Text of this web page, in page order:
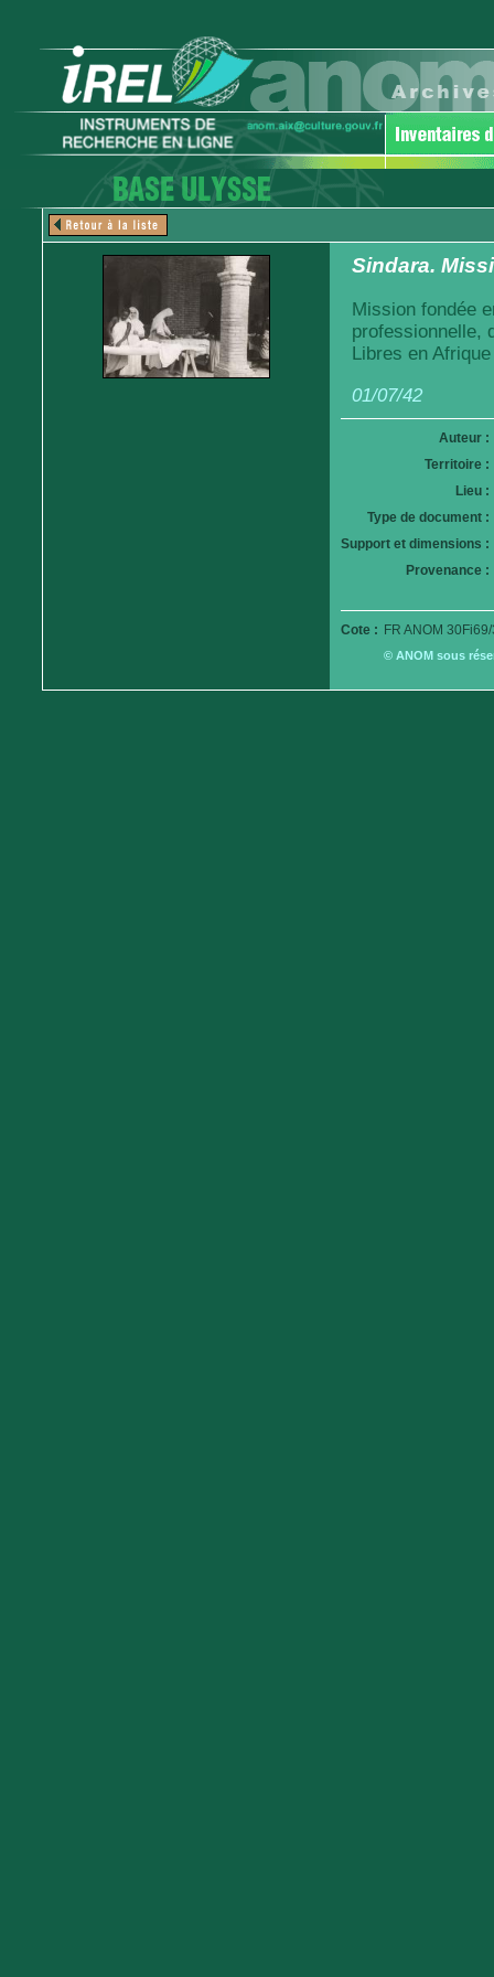
Sindara.
Mission fondée
professionnelle,
Libres en
01/07/42
Auteur :
Territoire :
Lieu :
Type de document :
Support et dimensions :
Provenance :
Cote : FR ANOM
© ANOM sous